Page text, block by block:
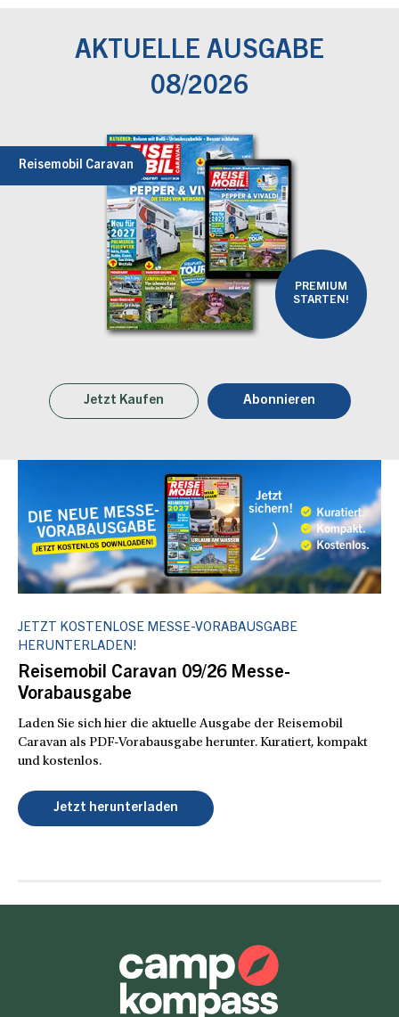
AKTUELLE AUSGABE
08/2026
Reisemobil Caravan
PREMIUM
STARTEN!
Jetzt Kaufen Abonnieren
JETZT KOSTENLOSE MESSE-VORABAUSGABE
HERUNTERLADEN!
Reisemobil Caravan 09/26 Messe-
Vorabausgabe
Laden Sie sich hier die aktuelle Ausgabe der Reisemobil
Caravan als PDF-Vorabausgabe herunter. Kuratiert, kompakt
und kostenlos.
Jetzt herunterladen